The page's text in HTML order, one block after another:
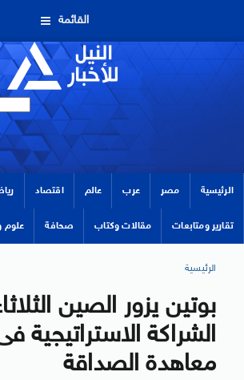
القائمة
الرئيسية مصر عرب عالم اقتصاد
تقارير ومتابعات مقالات وكتاب صحافة علوم
الرئيسية
بوتين يزور الصين
الشراكة الاستراتيجية
معاهدة الصداقة